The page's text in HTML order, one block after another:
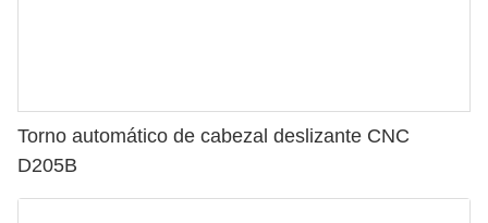
Torno automático de cabezal deslizante CNC
D205B